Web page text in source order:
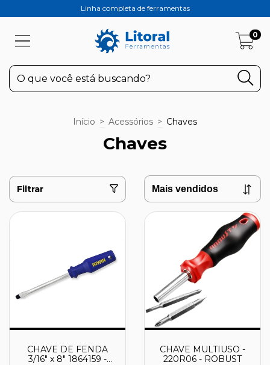
Linha completa de ferramentas
0
Início > Acessórios > Chaves
Chaves
Filtrar
CHAVE DE FENDA
3/16" x 8" 1864159 -
CHAVE MULTIUSO -
220R06 - ROBUST